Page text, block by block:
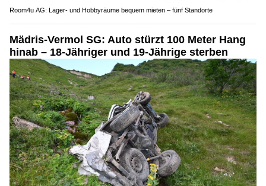
Room4u AG: Lager- und Hobbyräume bequem mieten – fünf Standorte
Mädris-Vermol SG: Auto stürzt 100 Meter Hang
hinab – 18-Jähriger und 19-Jährige sterben